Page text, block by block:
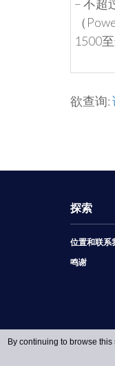
– 不超
（
1500
欲查询:
探索
位置和联系
鸣谢
By continuing to browse